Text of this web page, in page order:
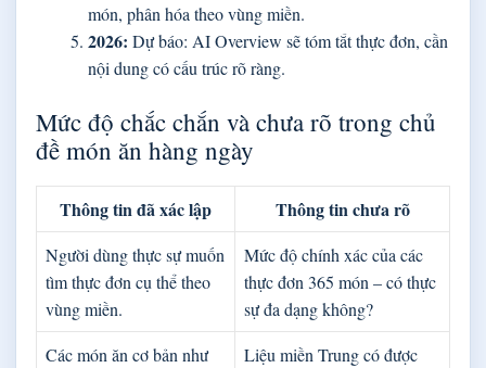
món, phân hóa theo vùng miền.
2026: Dự báo: AI Overview sẽ tóm tắt thực đơn, cần
nội dung có cấu trúc rõ ràng.
Mức độ chắc chắn và chưa rõ trong chủ
đề món ăn hàng ngày
Thông tin đã xác lập Thông tin chưa rõ
Người dùng thực sự muốn
tìm thực đơn cụ thể theo
vùng miền.
Mức độ chính xác của các
thực đơn 365 món – có thực
sự đa dạng không?
Các món ăn cơ bản như
Liệu miền Trung có được